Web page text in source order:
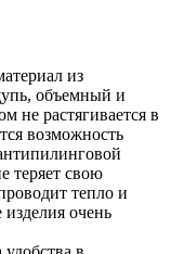
из
объемный и
не растягивается в
возможность
теряет свою
тепло и
очень